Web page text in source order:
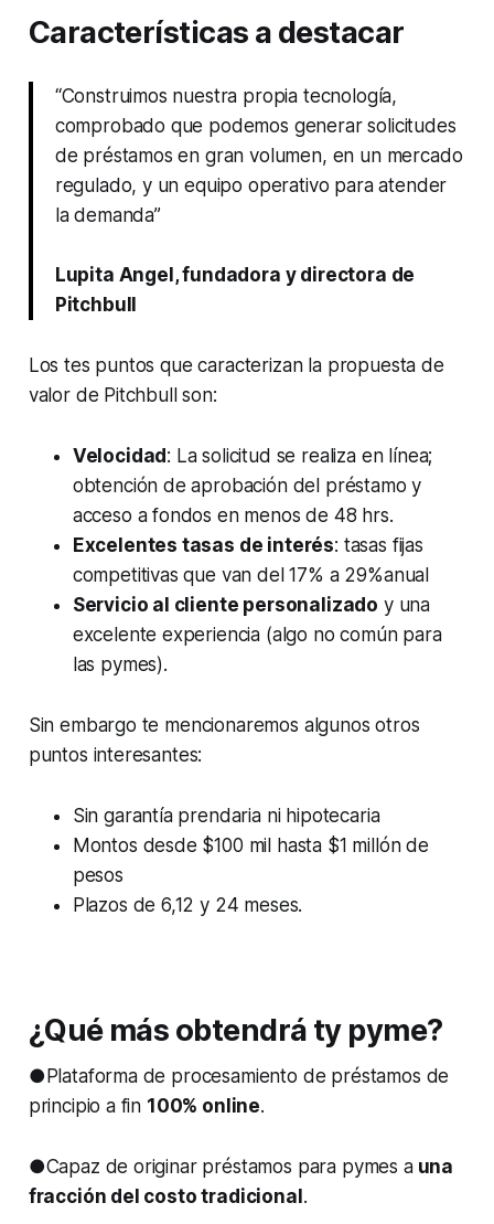
Características a destacar
“Construimos nuestra propia tecnología,
comprobado que podemos generar solicitudes
de préstamos en gran volumen, en un mercado
regulado, y un equipo operativo para atender
la demanda”
Lupita Angel, fundadora y directora de
Pitchbull
Los tes puntos que caracterizan la propuesta de
valor de Pitchbull son:
Velocidad: La solicitud se realiza en línea;
obtención de aprobación del préstamo y
acceso a fondos en menos de 48 hrs.
Excelentes tasas de interés: tasas fijas
competitivas que van del 17% a 29%anual
Servicio al cliente personalizado y una
excelente experiencia (algo no común para
las pymes).
Sin embargo te mencionaremos algunos otros
puntos interesantes:
Sin garantía prendaria ni hipotecaria
Montos desde $100 mil hasta $1 millón de
pesos
Plazos de 6,12 y 24 meses.
¿Qué más obtendrá ty pyme?
●Plataforma de procesamiento de préstamos de
principio a fin 100% online.
●Capaz de originar préstamos para pymes auna
fracción del costo tradicional.